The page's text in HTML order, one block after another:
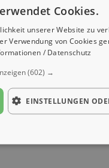
Cookies.
unserer Website zu
Verwendung von Cookies
/ Datenschutz
(602) →
EINSTELLUNGEN